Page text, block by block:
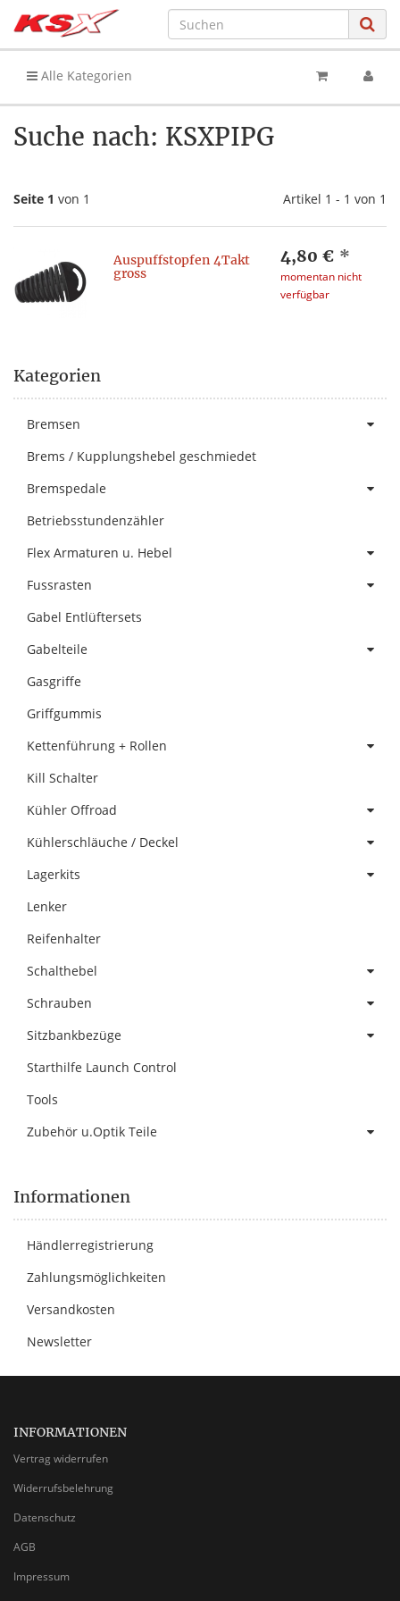
Alle Kategorien
Suche nach: KSXPIPG
Seite 1 von 1 Artikel 1 - 1 von 1
Auspuffstopfen 4Takt
gross
4,80 € *
momentan nicht
verfügbar
Kategorien
Bremsen
Brems / Kupplungshebel geschmiedet
Bremspedale
Betriebsstundenzähler
Flex Armaturen u. Hebel
Fussrasten
Gabel Entlüftersets
Gabelteile
Gasgriffe
Griffgummis
Kettenführung + Rollen
Kill Schalter
Kühler Offroad
Kühlerschläuche / Deckel
Lagerkits
Lenker
Reifenhalter
Schalthebel
Schrauben
Sitzbankbezüge
Starthilfe Launch Control
Tools
Zubehör u.Optik Teile
Informationen
Händlerregistrierung
Zahlungsmöglichkeiten
Versandkosten
Newsletter
INFORMATIONEN
Vertrag widerrufen
Widerrufsbelehrung
Datenschutz
AGB
Impressum